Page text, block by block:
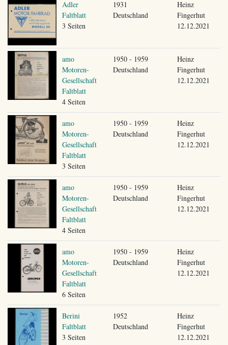
Adler
Faltblatt
3 Seiten
1931
Deutschland
Heinz
Fingerhut
12.12.2021
amo
Motoren-
Gesellschaft
Faltblatt
4 Seiten
1950 - 1959
Deutschland
Heinz
Fingerhut
12.12.2021
amo
Motoren-
Gesellschaft
Faltblatt
3 Seiten
1950 - 1959
Deutschland
Heinz
Fingerhut
12.12.2021
amo
Motoren-
Gesellschaft
Faltblatt
4 Seiten
1950 - 1959
Deutschland
Heinz
Fingerhut
12.12.2021
amo
Motoren-
Gesellschaft
Faltblatt
6 Seiten
1950 - 1959
Deutschland
Heinz
Fingerhut
12.12.2021
Berini
Faltblatt
3 Seiten
1952
Deutschland
Heinz
Fingerhut
12.12.2021